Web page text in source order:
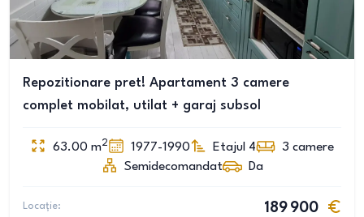
Repozitionare pret! Apartament 3 camere
complet mobilat, utilat + garaj subsol
63.00 m2 1977-1990 Etajul 4 3 camere
Semidecomandat
Da
Locație:
189 900